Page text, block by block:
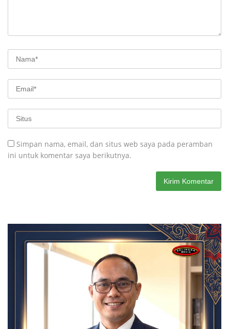
Simpan nama, email, dan situs web saya pada peramban
ini untuk komentar saya berikutnya.